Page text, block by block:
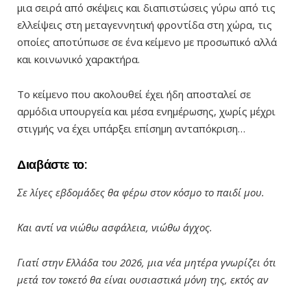
μια σειρά από σκέψεις και διαπιστώσεις γύρω από τις
ελλείψεις στη μεταγεννητική φροντίδα στη χώρα, τις
οποίες αποτύπωσε σε ένα κείμενο με προσωπικό αλλά
και κοινωνικό χαρακτήρα.
Το κείμενο που ακολουθεί έχει ήδη αποσταλεί σε
αρμόδια υπουργεία και μέσα ενημέρωσης, χωρίς μέχρι
στιγμής να έχει υπάρξει επίσημη ανταπόκριση…
Διαβάστε το:
Σε λίγες εβδομάδες θα φέρω στον κόσμο το παιδί μου.
Και αντί να νιώθω ασφάλεια, νιώθω άγχος.
Γιατί στην Ελλάδα του 2026, μια νέα μητέρα γνωρίζει ότι
μετά τον τοκετό θα είναι ουσιαστικά μόνη της, εκτός αν